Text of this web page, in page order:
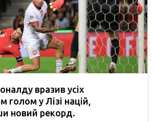
вразив усіх
голом у Лізі націй,
новий рекорд.